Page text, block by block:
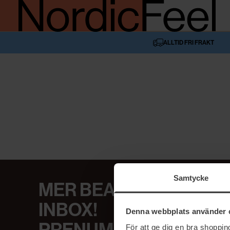
Samtycke
Denna webbplats använder
För att ge dig en bra
ALLTID FRI FRAKT
MER BEAUTY I DIN
INBOX!